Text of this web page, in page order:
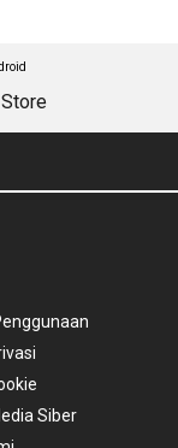
Siber